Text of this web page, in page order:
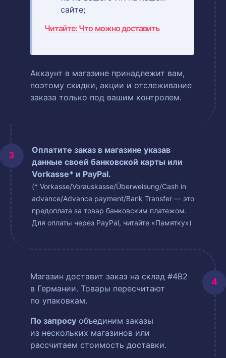
сайте;
Читайте: Что можно доставить
Аккаунт в магазине принадлежит вам,
поэтому скидки, акции и отслеживание
заказа только под вашим контролем.
Оплатите заказ в магазине указав
данные своей банковской карты или
Vorkasse* и PayPal.
(* Vorkasse/Vorauskasse/Überweisung/Cash in
advance/Advance payment/Bank Transfer — это
предоплата за товар банковским платежом.
Для оплаты через PayPal, читайте «Памятку»)
Магазин доставит заказ на склад #4B2
в Германии. Товары пересчитают
по упаковкам.
По запросу объединим заказы
из нескольких магазинов или
рассчитаем стоимость доставки.